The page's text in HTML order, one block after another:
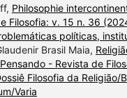
Philosophie
Filosofia: v. 15 n. 36
políticas,
Brasil Maia,
Pensando - Revista de
Filosofia da Religião/
Varia